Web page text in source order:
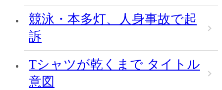
競泳・本多灯、人身事故で起
訴
Tシャツが乾くまで タイトル
意図